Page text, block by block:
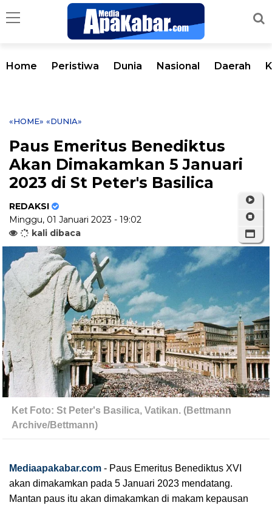
Home Peristiwa Dunia Nasional Daerah
«HOME» «DUNIA»
Paus Emeritus Benediktus
Akan Dimakamkan 5 Januari
2023 di St Peter's Basilica
REDAKSI
Minggu, 01 Januari 2023 - 19:02
kali dibaca
Ket Foto: St Peter's Basilica, Vatikan. (Bettmann
Archive/Bettmann)
Mediaapakabar.com - Paus Emeritus Benediktus XVI
akan dimakamkan pada 5 Januari 2023 mendatang.
Mantan paus itu akan dimakamkan di makam kepausan